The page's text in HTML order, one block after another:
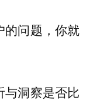
的问题，你就
与洞察是否比